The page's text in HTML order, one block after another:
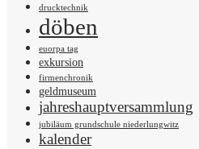
drucktechnik
döben
euorpa tag
exkursion
firmenchronik
geldmuseum
jahreshauptversammlung
jubiläum grundschule niederlungwitz
kalender